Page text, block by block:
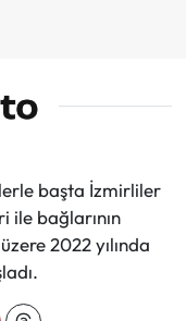
başta İzmirliler
ile bağlarının
2022 yılında